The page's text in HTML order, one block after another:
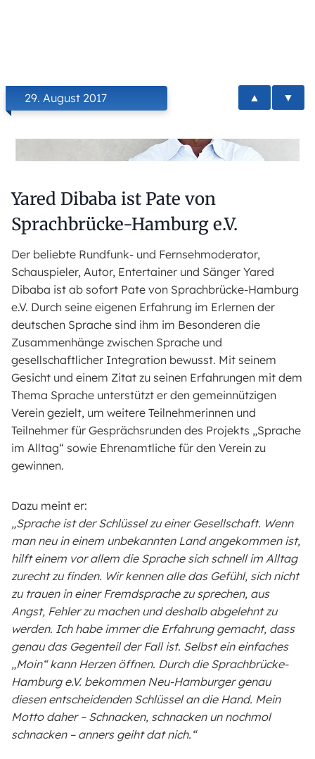
29. August 2017 ▲ ▼
Yared Dibaba ist Pate von
Sprachbrücke-Hamburg e.V.
Der beliebte Rundfunk- und Fernsehmoderator,
Schauspieler, Autor, Entertainer und Sänger Yared
Dibaba ist ab sofort Pate von Sprachbrücke-Hamburg
e.V. Durch seine eigenen Erfahrung im Erlernen der
deutschen Sprache sind ihm im Besonderen die
Zusammenhänge zwischen Sprache und
gesellschaftlicher Integration bewusst. Mit seinem
Gesicht und einem Zitat zu seinen Erfahrungen mit dem
Thema Sprache unterstützt er den gemeinnützigen
Verein gezielt, um weitere Teilnehmerinnen und
Teilnehmer für Gesprächsrunden des Projekts „Sprache
im Alltag“ sowie Ehrenamtliche für den Verein zu
gewinnen.
Dazu meint er:
„Sprache ist der Schlüssel zu einer Gesellschaft. Wenn
man neu in einem unbekannten Land angekommen ist,
hilft einem vor allem die Sprache sich schnell im Alltag
zurecht zu finden. Wir kennen alle das Gefühl, sich nicht
zu trauen in einer Fremdsprache zu sprechen, aus
Angst, Fehler zu machen und deshalb abgelehnt zu
werden. Ich habe immer die Erfahrung gemacht, dass
genau das Gegenteil der Fall ist. Selbst ein einfaches
„Moin“ kann Herzen öffnen. Durch die Sprachbrücke-
Hamburg e.V. bekommen Neu-Hamburger genau
diesen entscheidenden Schlüssel an die Hand. Mein
Motto daher – Schnacken, schnacken un nochmol
schnacken – anners geiht dat nich.“